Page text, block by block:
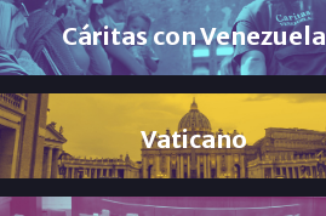
Cáritas con Venezuela
Vaticano